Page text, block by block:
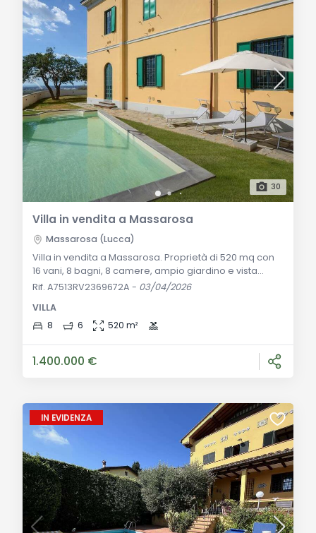
30
Villa in vendita a Massarosa
Massarosa (Lucca)
Villa in vendita a Massarosa. Proprietà di 520 mq con
16 vani, 8 bagni, 8 camere, ampio giardino e vista
mare. Ideale come residenza o per affitti turistici in
questa splendida villa in vendita si estende su una
superficie di 520 mq, offrendo una vista mare
Rif. A7513RV2369672A - 03/04/2026
VILLA
8
6 520 m²
1.400.000 €
IN EVIDENZA